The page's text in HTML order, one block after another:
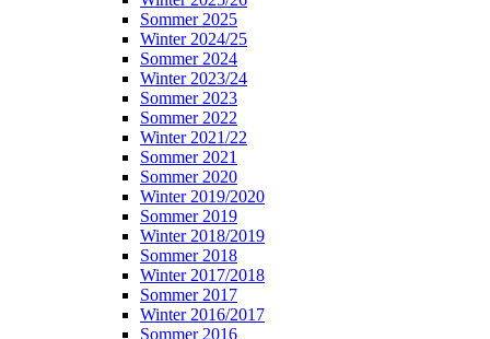
Sommer 2025
Winter 2024/25
Sommer 2024
Winter 2023/24
Sommer 2023
Sommer 2022
Winter 2021/22
Sommer 2021
Sommer 2020
Winter 2019/2020
Sommer 2019
Winter 2018/2019
Sommer 2018
Winter 2017/2018
Sommer 2017
Winter 2016/2017
Sommer 2016